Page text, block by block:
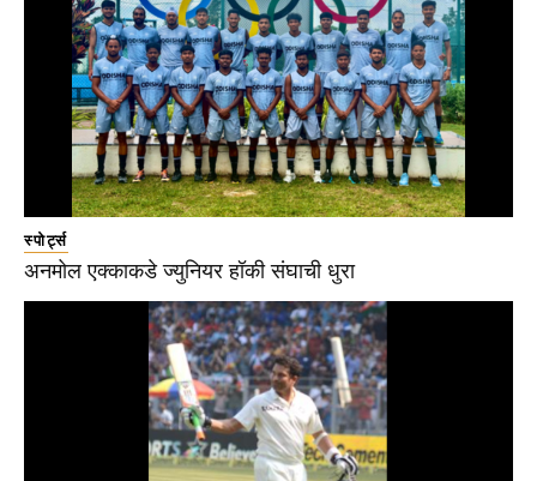
स्पोर्ट्स
अनमोल एक्काकडे ज्युनियर हॉकी संघाची धुरा